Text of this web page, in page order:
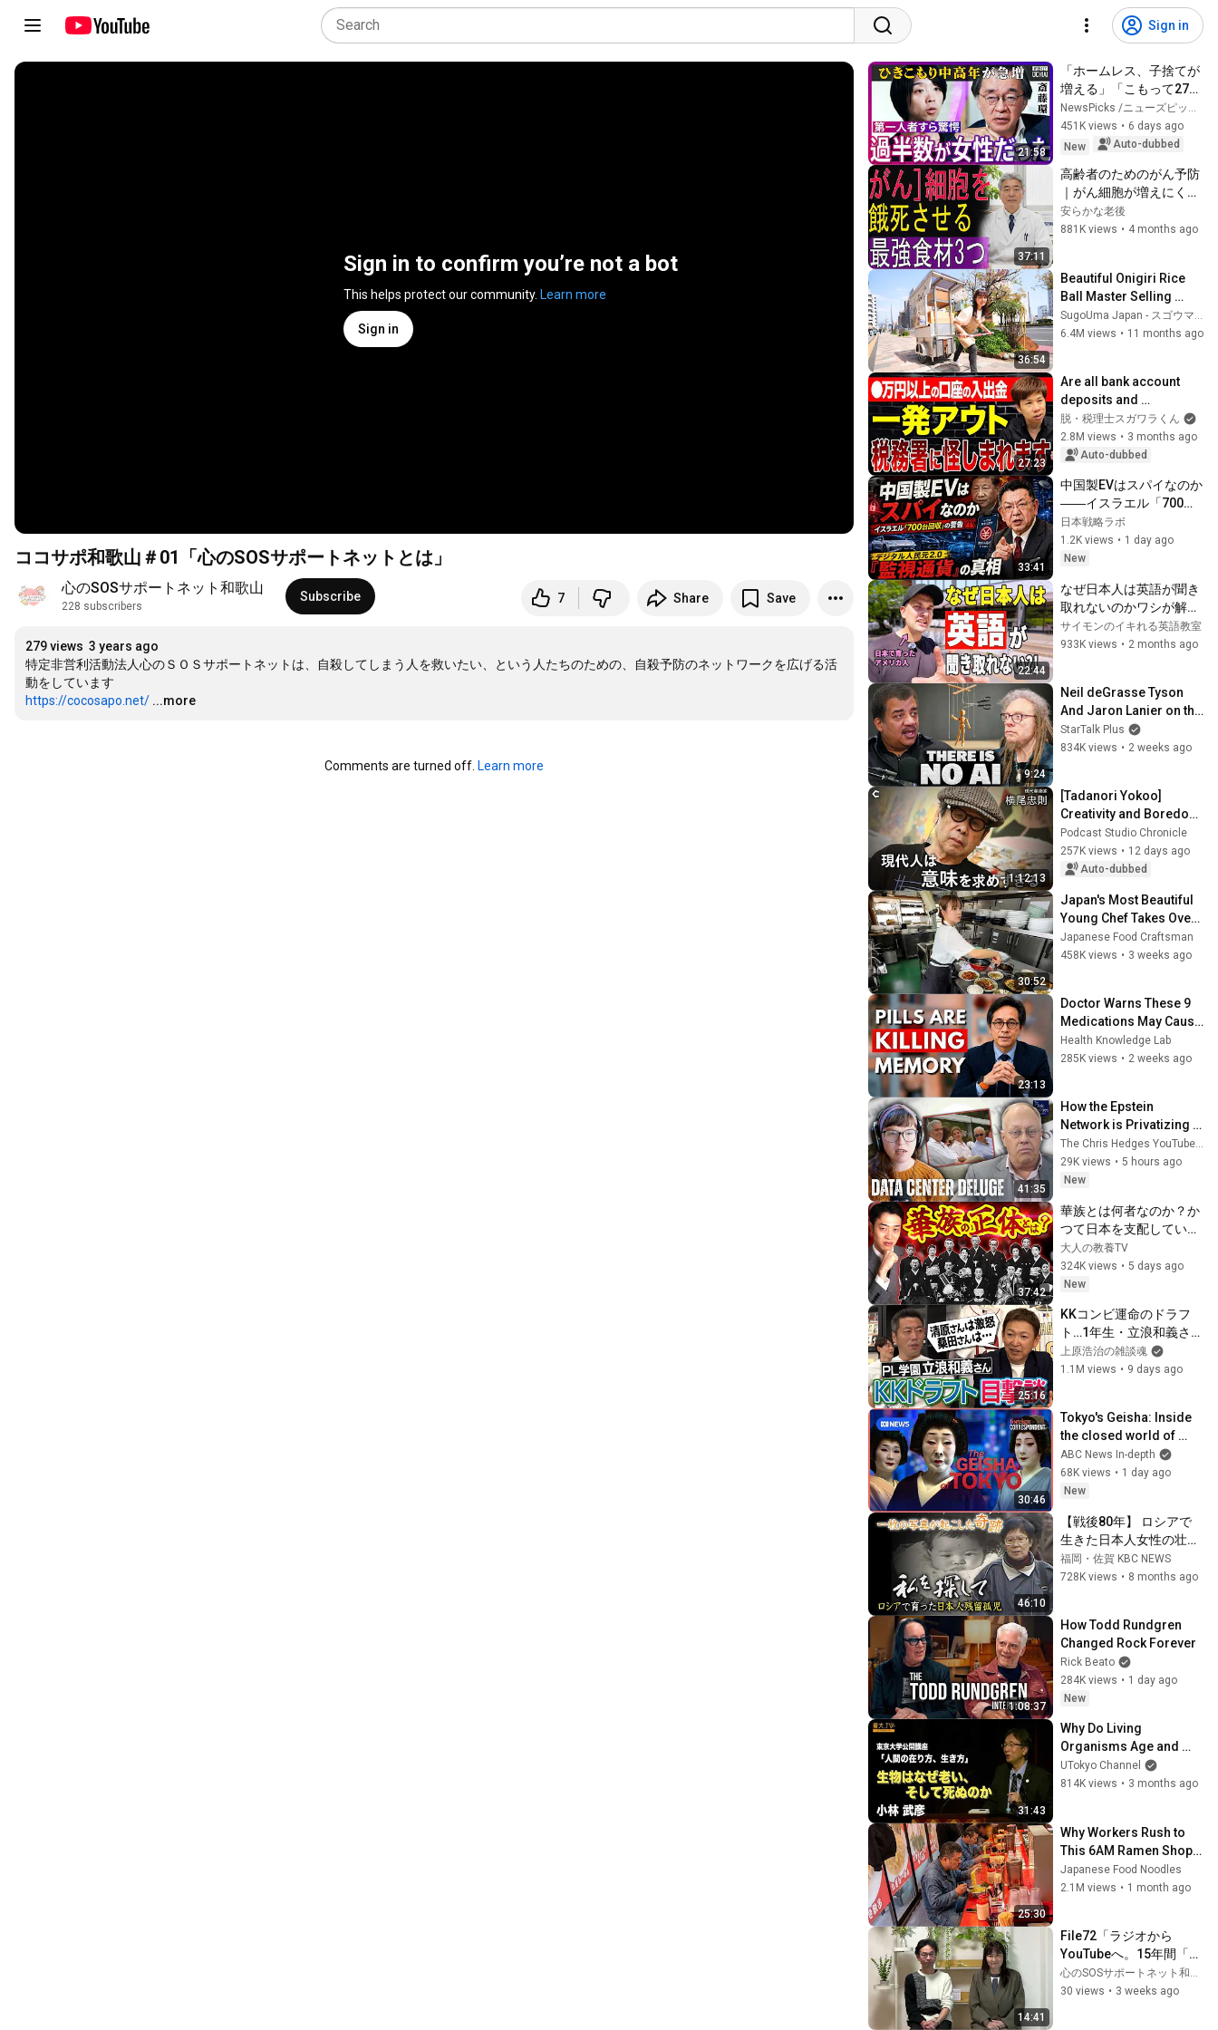
Sign in
Sign in to confirm you’re not a bot
This helps protect our community. Learn more
Sign in
ココサポ和歌山＃01「心のSOSサポートネットとは」
心のSOSサポートネット和歌山
228 subscribers
Subscribe 7 Share Save
279 views 3 years ago
特定非営利活動法人心のＳＯＳサポートネットは、自殺してしまう人を救いたい、という人たちのための、自殺予防のネットワークを広げる活
https://cocosapo.net/ ...more
Comments are turned off. Learn more
21:58
「ホームレス、子捨てが
増える」「こもって27年
目です」ひきこもり1000
万人時代？「酒依存の悪
循環と同じ」第一人者、
ども、家族への対応、不
登校の３大原因、孤独死
の懸念【落合陽一】
NewsPicks /ニューズピックス
451K views • 6 days ago
New
Auto-dubbed
37:11
高齢者のためのがん予防
｜がん細胞が増えにくい
体をつくる食事法
安らかな老後
881K views • 4 months ago
36:54
Beautiful Onigiri Rice
Ball Master Selling
from a 150kg Handcart
6.4M views • 11 months ago
27:23
Are all bank account
deposits and
withdrawals being
monitored? Such
account activity can
脱・税理士スガワラくん
2.8M views • 3 months ago
Auto-dubbed
33:41
中国製EVはスパイなのか
――イスラエル「700台
回収」が日本に突きつけ
た警告
日本戦略ラボ
1.2K views • 1 day ago
New
22:44
なぜ日本人は英語が聞き
取れないのかワシが解説
したる！
サイモンのイキれる英語教室
933K views • 2 months ago
9:24
Neil deGrasse Tyson
And Jaron Lanier on the
AI Illusion
StarTalk Plus
834K views • 2 weeks ago
1:12:13
[Tadanori Yokoo]
Creativity and Boredom
/ A 90-Year-Old’s View
on Life and Death /
Nothing Has Me...
Podcast Studio Chronicle
257K views • 12 days ago
Auto-dubbed
30:52
Japan's Most Beautiful
Young Chef Takes Over
Her Father's Chinese
Restaurant
Japanese Food Craftsman
458K views • 3 weeks ago
23:13
Doctor Warns These 9
Medications May Cause
Memory Loss After 60 -
Dr. William Li
Health Knowledge Lab
285K views • 2 weeks ago
41:35
How the Epstein
Network is Privatizing
Govt & Building the
Surveillance
State(w/Whitney Webb)
The Chris Hedges YouTube Channel
29K views • 5 hours ago
New
37:42
華族とは何者なのか？か
つて日本を支配していた
特権階級をわかりやすく
解説
大人の教養TV
324K views • 5 days ago
New
25:16
KKコンビ運命のドラフ
ト…1年生・立浪和義さん
寮で何を見た!?桑田さん
が立浪さんを同部屋にし
さんもPL炒飯作ってた!?
PL学園寮生活【②/５】
上原浩治の雑談魂
1.1M views • 9 days ago
30:46
Tokyo's Geisha: Inside
the closed world of
Japan’s Enigmatic
Icons | Foreign
Correspondent
ABC News In-depth
68K views • 1 day ago
New
46:10
【戦後80年】 ロシアで
生きた日本人女性の壮絶
な人生…６０年後、一枚
の写真が奇跡を起こす
児〜」（２００５年ＫＢ
Ｃ制作）
福岡・佐賀 KBC NEWS
728K views • 8 months ago
1:08:37
How Todd Rundgren
Changed Rock Forever
Rick Beato
284K views • 1 day ago
New
31:43
Why Do Living
Organisms Age and
Die?
UTokyo Channel
814K views • 3 months ago
25:30
Why Workers Rush to
This 6AM Ramen Shop
for Huge Ramen and
Rice
Japanese Food Noodles
2.1M views • 1 month ago
14:41
File72「ラジオから
YouTubeへ。15年間「一
人じゃない」を届け続け
た精神科医の想い」
心のSOSサポートネット和歌山
30 views • 3 weeks ago